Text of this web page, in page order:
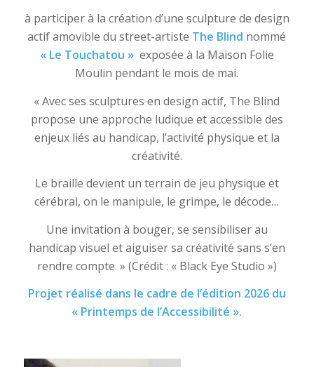
à participer à la création d’une sculpture de design
actif amovible du street-artiste The Blind nommé
« Le Touchatou » exposée à la Maison Folie
Moulin pendant le mois de mai.
« Avec ses sculptures en design actif, The Blind
propose une approche ludique et accessible des
enjeux liés au handicap, l’activité physique et la
créativité.
Le braille devient un terrain de jeu physique et
cérébral, on le manipule, le grimpe, le décode…
Une invitation à bouger, se sensibiliser au
handicap visuel et aiguiser sa créativité sans s’en
rendre compte. » (Crédit : « Black Eye Studio »)
Projet réalisé dans le cadre de l’édition 2026 du
« Printemps de l’Accessibilité ».